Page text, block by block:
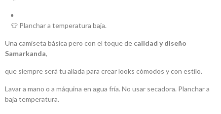
👕 Planchar a temperatura baja.
Una camiseta básica pero con el toque de calidad y diseño
Samarkanda,
que siempre será tu aliada para crear looks cómodos y con estilo.
Lavar a mano o a máquina en agua fría. No usar secadora. Planchar a
baja temperatura.